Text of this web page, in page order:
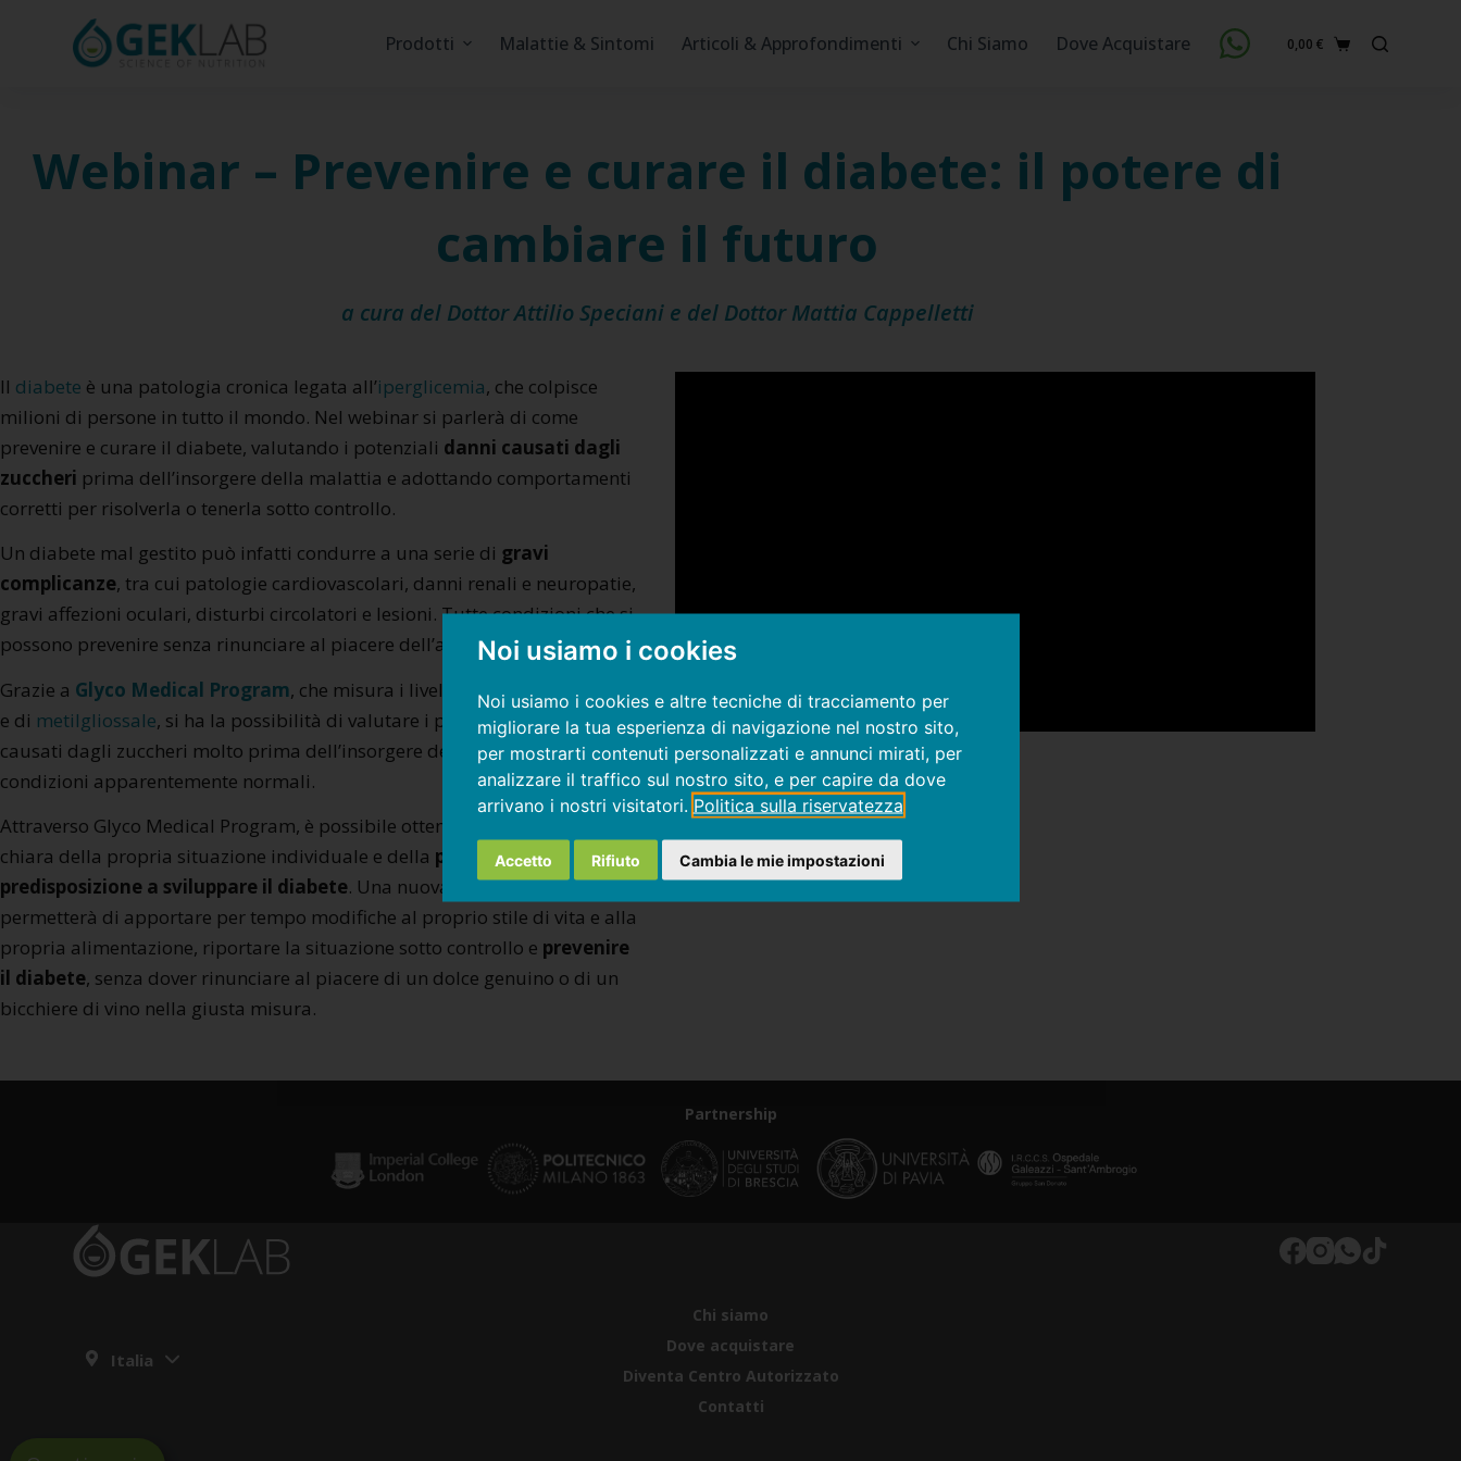
Noi usiamo i cookies
Noi usiamo i cookies e altre tecniche di tracciamento per
migliorare la tua esperienza di navigazione nel nostro sito,
per mostrarti contenuti personalizzati e annunci mirati, per
analizzare il traffico sul nostro sito, e per capire da dove
arrivano i nostri visitatori. Politica sulla riservatezza
Accetto Rifiuto Cambia le mie impostazioni
n
u
t
o
Prodotti Malattie & Sintomi Articoli & Approfondimenti Chi Siamo Dove Acquistare
Carrello
0,00€
Webinar – Prevenire e curare il diabete: il potere di
cambiare il futuro
a cura del Dottor Attilio Specianie del Dottor Mattia Cappelletti
Il diabete è una patologia cronica legata all’iperglicemia, che colpisce
milioni di persone in tutto il mondo. Nel webinar si parlerà di come
prevenire e curare il diabete, valutando i potenziali danni causati dagli
zuccheri prima dell’insorgere della malattia e adottando comportamenti
corretti per risolverla o tenerla sotto controllo.
Un diabete mal gestito può infatti condurre a una serie di gravi
complicanze, tra cui patologie cardiovascolari, danni renali e neuropatie,
gravi affezioni oculari, disturbi circolatori e lesioni. Tutte condizioni che si
possono prevenire senza rinunciare al piacere dell’alimentazione.
Grazie a Glyco Medical Program, che misura i livelli dialbumina glicata
e di metilgliossale, si ha la possibilità di valutare i potenziali danni
causati dagli zuccheri molto prima dell’insorgere del diabete, anche in
condizioni apparentemente normali.
Attraverso Glyco Medical Program, è possibile ottenere una valutazione
chiara della propria situazione individuale e della personale
predisposizione a sviluppare il diabete. Una nuova consapevolezza che
permetterà di apportare per tempo modifiche al proprio stile di vita e alla
propria alimentazione, riportare la situazione sotto controllo e prevenire
il diabete, senza dover rinunciare al piacere di un dolce genuino o di un
bicchiere di vino nella giusta misura.
Partnership
Italia
Chi siamo
Dove acquistare
Diventa Centro Autorizzato
Contatti